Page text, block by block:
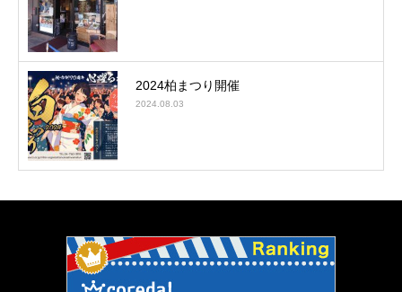
2024柏まつり開催
2024.08.03